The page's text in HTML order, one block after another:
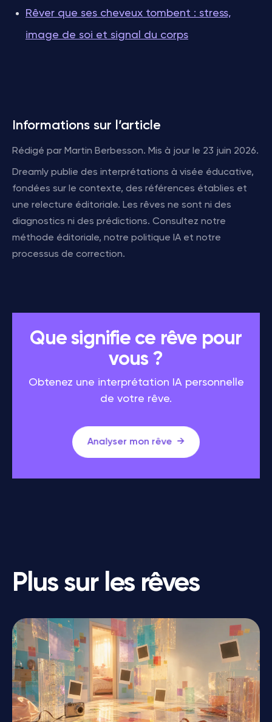
Rêver que ses cheveux tombent : stress,
image de soi et signal du corps
Informations sur l’article
Rédigé par Martin Berbesson. Mis à jour le 23 juin 2026.
Dreamly publie des interprétations à visée éducative,
fondées sur le contexte, des références établies et
une relecture éditoriale. Les rêves ne sont ni des
diagnostics ni des prédictions. Consultez notre
méthode éditoriale, notre politique IA et notre
processus de correction.
Que signifie ce rêve pour
vous ?
Obtenez une interprétation IA personnelle
de votre rêve.
Analyser mon rêve
Plus sur les rêves